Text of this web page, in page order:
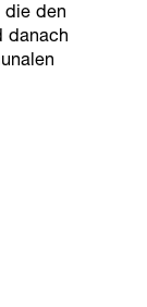
die den
danach